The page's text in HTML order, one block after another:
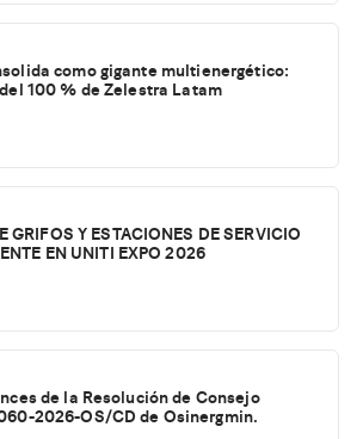
como gigante multienergético:
100 % de Zelestra Latam
GRIFOS Y ESTACIONES DE SERVICIO
EN UNITI EXPO 2026
de la Resolución de Consejo
2026-OS/CD de Osinergmin.